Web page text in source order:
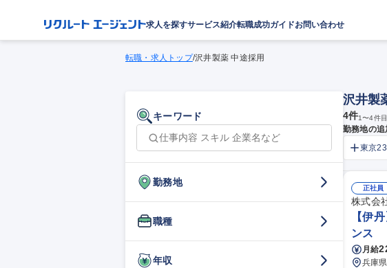
求人を探すサービス紹介転職成功ガイドお問い合わせ
転職・求人トップ/沢井製薬 中途採用
キーワード
勤務地
職種
年収
沢井製
4件1〜4件
勤務地の追
東京
正社員
株式会
【伊
ンス
月給
兵庫